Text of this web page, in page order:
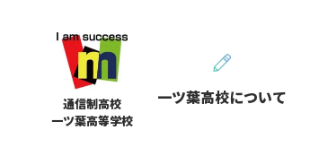
通信制高校
一ツ葉高等学校
一ツ葉高校について